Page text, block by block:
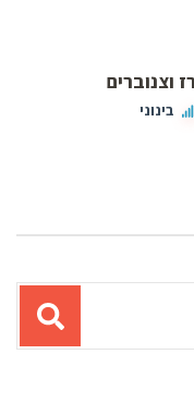
וצנוברים
בינוני